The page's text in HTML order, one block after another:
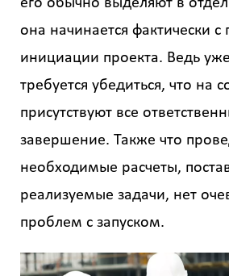
она начинается фактически с
инициации проекта. Ведь
требуется убедиться, что на
присутствуют все
завершение. Также что
необходимые расчеты,
реализуемые задачи, нет
проблем с запуском.
здания
?
работ
0